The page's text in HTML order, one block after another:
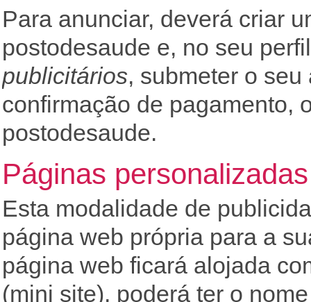
Para anunciar, deverá criar
postodesaude e, no seu
publicitários, submeter o seu
confirmação de pagamento,
postodesaude.
Páginas personalizadas
Esta modalidade de
página web própria para a
página web ficará alojada
(mini site), poderá ter o